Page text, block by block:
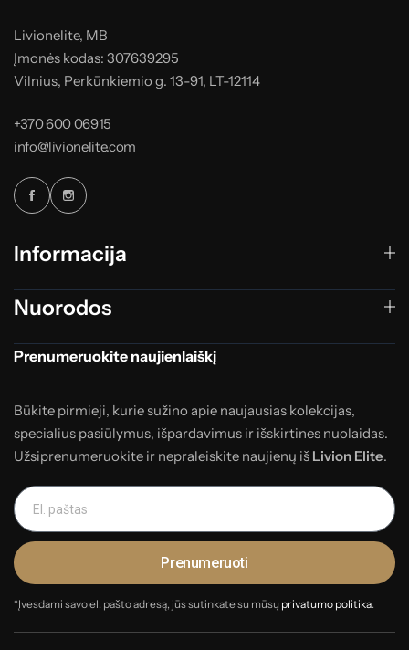
Livionelite, MB
Įmonės kodas: 307639295
Vilnius, Perkūnkiemio g. 13-91, LT-12114
+370 600 06915
info@livionelite.com
Informacija
Nuorodos
Prenumeruokite naujienlaiškį
Būkite pirmieji, kurie sužino apie naujausias kolekcijas,
specialius pasiūlymus, išpardavimus ir išskirtines nuolaidas.
Užsiprenumeruokite ir nepraleiskite naujienų iš Livion Elite.
Prenumeruoti
*Įvesdami savo el. pašto adresą, jūs sutinkate su mūsų privatumo politika.